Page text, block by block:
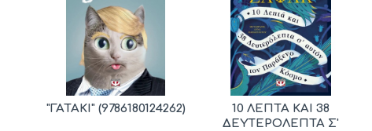
"ΓΑΤΑΚΙ" (9786180124262)
10 ΛΕΠΤΑ ΚΑΙ 38
ΔΕΥΤΕΡΟΛΕΠΤΑ Σ'